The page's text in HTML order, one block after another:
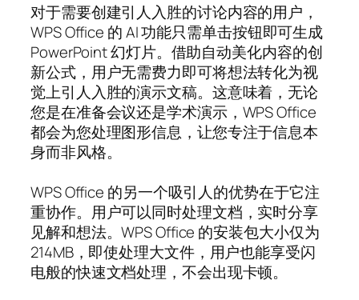
对于需要创建引人入胜的讨论内容的用户，
WPS Office 的 AI 功能只需单击按钮即可生成
PowerPoint 幻灯片。借助自动美化内容的创
新公式，用户无需费力即可将想法转化为视
觉上引人入胜的演示文稿。这意味着，无论
您是在准备会议还是学术演示，WPS Office
都会为您处理图形信息，让您专注于信息本
身而非风格。
WPS Office 的另一个吸引人的优势在于它注
重协作。用户可以同时处理文档，实时分享
见解和想法。WPS Office 的安装包大小仅为
214MB，即使处理大文件，用户也能享受闪
电般的快速文档处理，不会出现卡顿。